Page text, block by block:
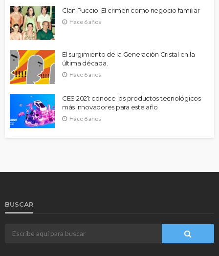
Clan Puccio: El crimen como negocio familiar
Hace 6 años
El surgimiento de la Generación Cristal en la
última década.
Hace 6 años
CES 2021: conoce los productos tecnológicos
más innovadores para este año
Hace 6 años
BUSCAR